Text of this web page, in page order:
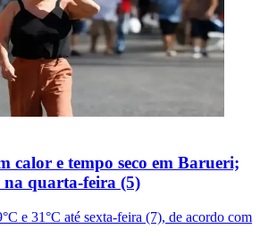
calor e tempo seco em Barueri;
quarta-feira (5)
e 31°C até sexta-feira (7), de acordo com